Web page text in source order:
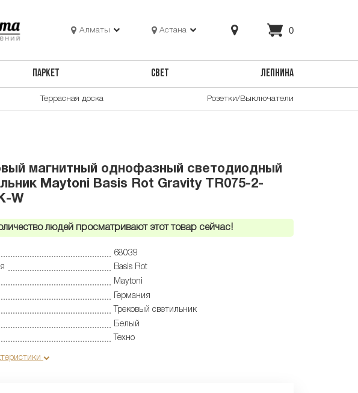
Алматы Астана 0
ПАРКЕТ СВЕТ ЛЕПНИНА
Террасная доска Розетки/Выключатели
магнитный однофазный светодиодный
Maytoni Basis Rot Gravity TR075-2-
W
людей просматривают этот товар сейчас!
68039
Basis Rot
Maytoni
Германия
Трековый светильник
Белый
Техно